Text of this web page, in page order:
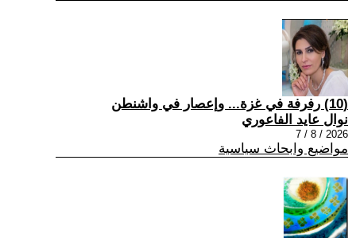
(10) رفرفة في غزة... وإعصار في واشنطن
نوال عايد الفاعوري
2026 / 8 / 7
مواضيع وابحاث سياسية